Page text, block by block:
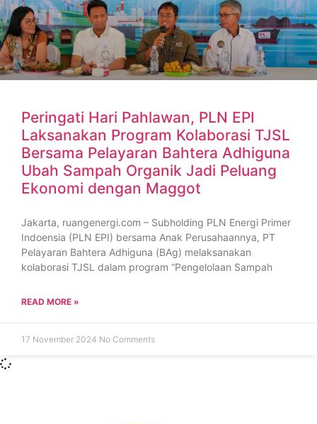
Peringati Hari Pahlawan, PLN EPI
Laksanakan Program Kolaborasi TJSL
Bersama Pelayaran Bahtera Adhiguna
Ubah Sampah Organik Jadi Peluang
Ekonomi dengan Maggot
Jakarta, ruangenergi.com – Subholding PLN Energi Primer
Indoensia (PLN EPI) bersama Anak Perusahaannya, PT
Pelayaran Bahtera Adhiguna (BAg) melaksanakan
kolaborasi TJSL dalam program “Pengelolaan Sampah
READ MORE »
17 November 2024 No Comments